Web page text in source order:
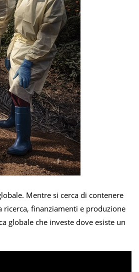
Mentre si cerca di contenere
ricerca, finanziamenti e produzione
globale che investe dove esiste un